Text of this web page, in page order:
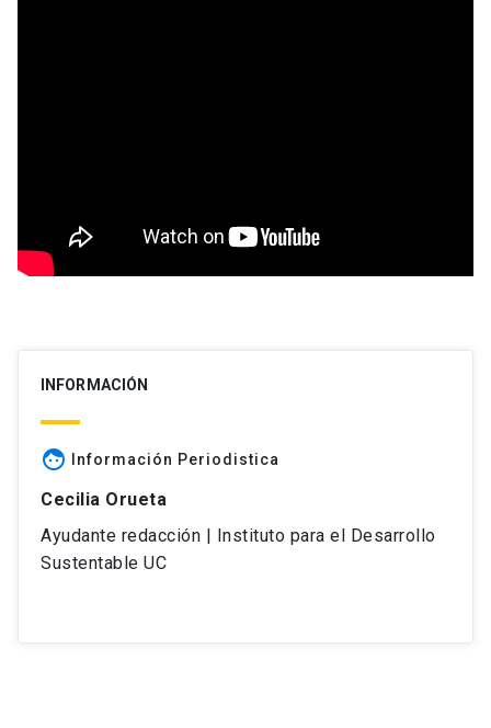
INFORMACIÓN
face Información Periodistica
Cecilia Orueta
Ayudante redacción | Instituto para el Desarrollo
Sustentable UC